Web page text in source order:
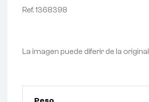
Ref. 1368398
La imagen puede diferir de la original